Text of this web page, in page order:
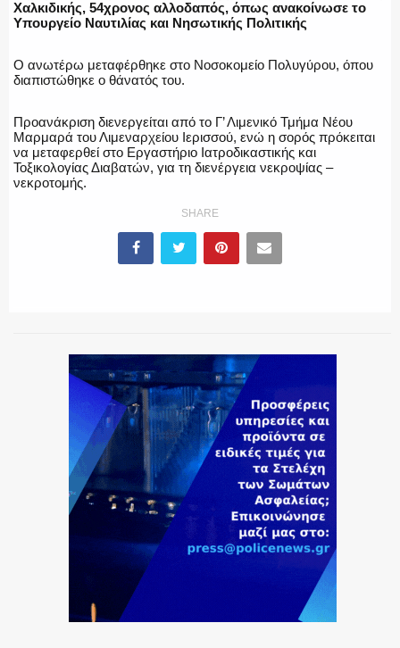
ΠΥΡΟΣΒΕΣΤΙΚΗ
ΑΣΤΥΝΟΜΙΚΟ ΡΕΠΟΡΤΑΖ
Η ΦΩΝΗ ΣΟΥ
ΟΠΛΑ/ΕΞΟΠΛΙΣΜΟΣ
Χαλκιδικής, 54χρονος αλλοδαπός, όπως ανακοίνωσε το
Υπουργείο Ναυτιλίας και Νησωτικής Πολιτικής
Ο ανωτέρω μεταφέρθηκε στο Νοσοκομείο Πολυγύρου, όπου
διαπιστώθηκε ο θάνατός του.
Προανάκριση διενεργείται από το Γ’ Λιμενικό Τμήμα Νέου
Μαρμαρά του Λιμεναρχείου Ιερισσού, ενώ η σορός πρόκειται
να μεταφερθεί στο Εργαστήριο Ιατροδικαστικής και
Τοξικολογίας Διαβατών, για τη διενέργεια νεκροψίας –
νεκροτομής.
SHARE